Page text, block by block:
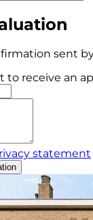
sent
to receive an
statement